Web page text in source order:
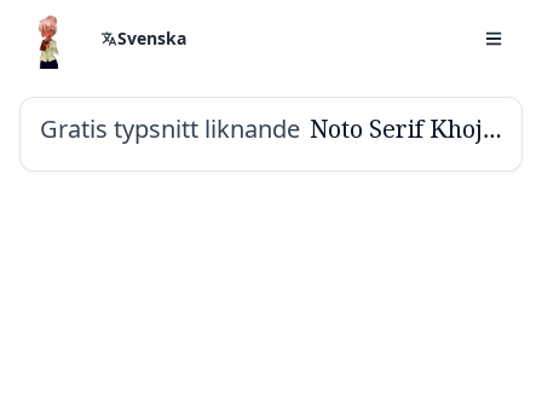
Svenska
Gratis typsnitt liknande Noto Serif Khojki